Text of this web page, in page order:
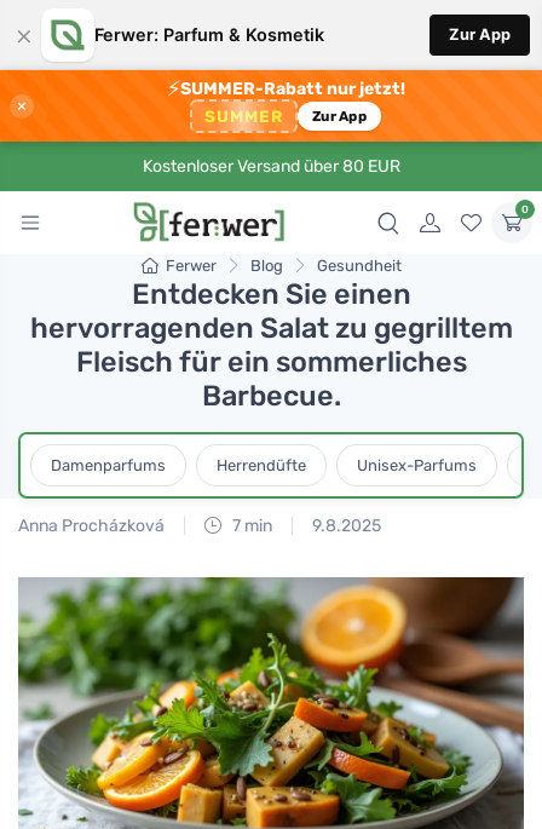
× Ferwer: Parfum & Kosmetik Zur App
×
⚡SUMMER-Rabatt nur jetzt!
SUMMER Zur App
Kostenloser Versand über 80 EUR
0
Ferwer Blog Gesundheit
Entdecken Sie einen
hervorragenden Salat zu gegrilltem
Fleisch für ein sommerliches
Barbecue.
Damenparfums Herrendüfte Unisex-Parfums
Anna Procházková 7 min 9.8.2025